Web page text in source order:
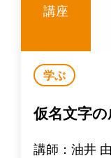
講座
学ぶ
仮名文字
講師：油井